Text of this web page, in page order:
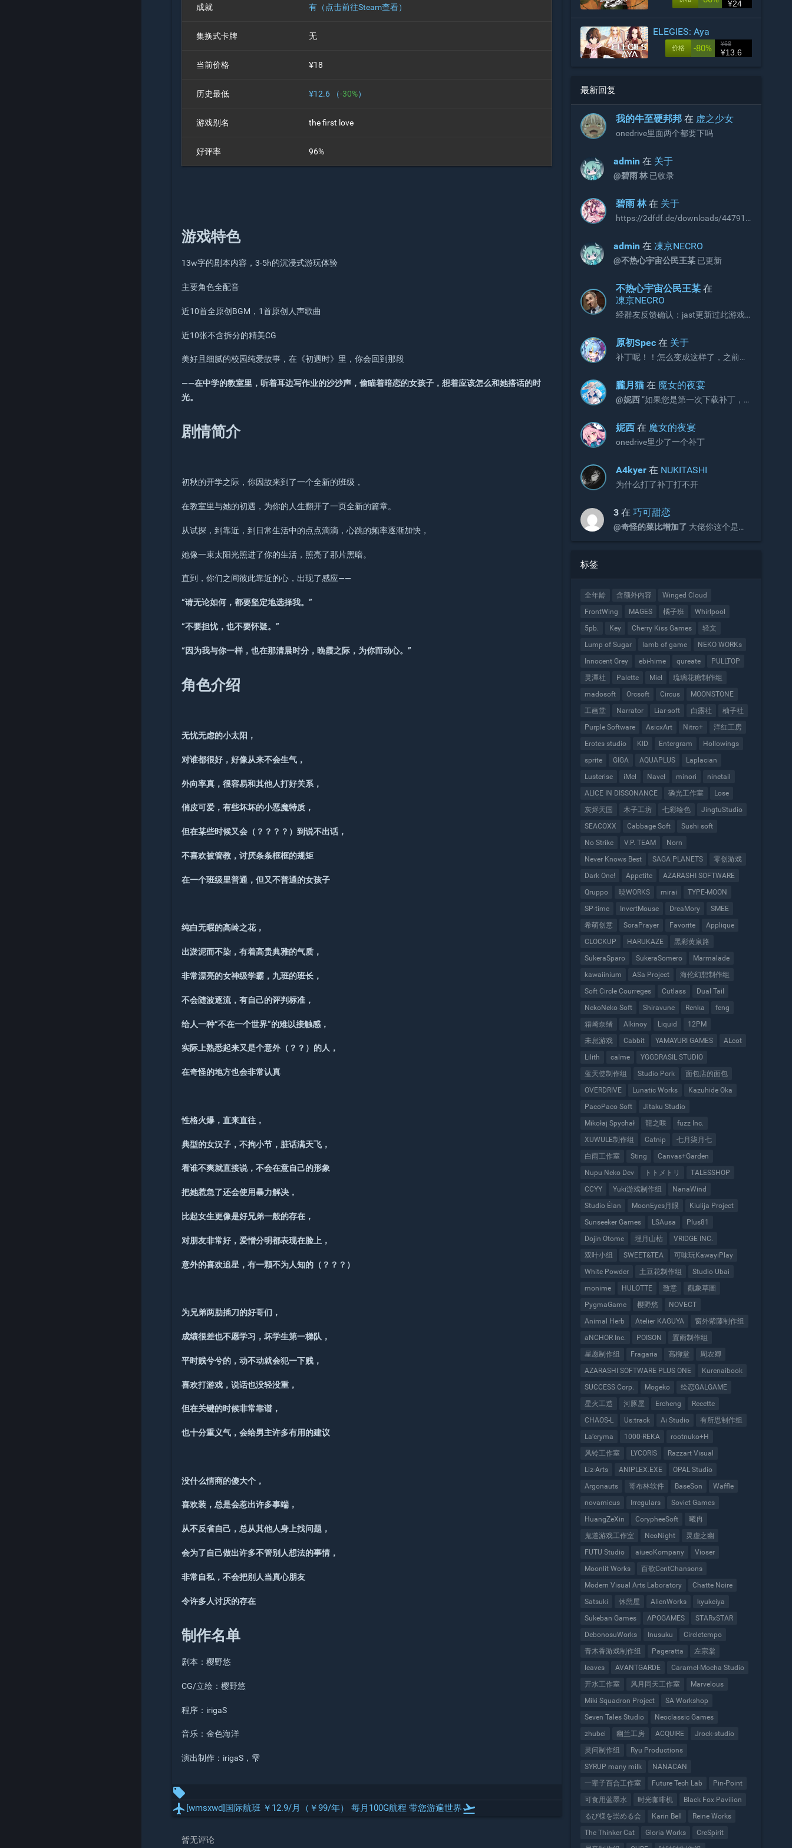
成就 有（点击前往Steam查看）
集换式卡牌 无
当前价格 ¥18
历史最低 ¥12.6 （-30%）
游戏别名 the first love
好评率 96%
游戏特色
13w字的剧本内容，3-5h的沉浸式游玩体验
主要角色全配音
近10首全原创BGM，1首原创人声歌曲
近10张不含拆分的精美CG
美好且细腻的校园纯爱故事，在《初遇时》里，你会回到那段
——在中学的教室里，听着耳边写作业的沙沙声，偷瞄着暗恋的女孩子，想着应该怎么和她搭话的时
光。
剧情简介
初秋的开学之际，你因故来到了一个全新的班级，
在教室里与她的初遇，为你的人生翻开了一页全新的篇章。
从试探，到靠近，到日常生活中的点点滴滴，心跳的频率逐渐加快，
她像一束太阳光照进了你的生活，照亮了那片黑暗。
直到，你们之间彼此靠近的心，出现了感应——
“请无论如何，都要坚定地选择我。”
“不要担忧，也不要怀疑。”
“因为我与你一样，也在那清晨时分，晚霞之际，为你而动心。”
角色介绍
无忧无虑的小太阳，
对谁都很好，好像从来不会生气，
外向率真，很容易和其他人打好关系，
俏皮可爱，有些坏坏的小恶魔特质，
但在某些时候又会（？？？？）到说不出话，
不喜欢被管教，讨厌条条框框的规矩
在一个班级里普通，但又不普通的女孩子
纯白无暇的高岭之花，
出淤泥而不染，有着高贵典雅的气质，
非常漂亮的女神级学霸，九班的班长，
不会随波逐流，有自己的评判标准，
给人一种“不在一个世界”的难以接触感，
实际上熟悉起来又是个意外（？？）的人，
在奇怪的地方也会非常认真
性格火爆，直来直往，
典型的女汉子，不拘小节，脏话满天飞，
看谁不爽就直接说，不会在意自己的形象
把她惹急了还会使用暴力解决，
比起女生更像是好兄弟一般的存在，
对朋友非常好，爱憎分明都表现在脸上，
意外的喜欢追星，有一颗不为人知的（？？？）
为兄弟两肋插刀的好哥们，
成绩很差也不愿学习，坏学生第一梯队，
平时贱兮兮的，动不动就会犯一下贱，
喜欢打游戏，说话也没轻没重，
但在关键的时候非常靠谱，
也十分重义气，会给男主许多有用的建议
没什么情商的傻大个，
喜欢装，总是会惹出许多事端，
从不反省自己，总从其他人身上找问题，
会为了自己做出许多不管别人想法的事情，
非常自私，不会把别人当真心朋友
令许多人讨厌的存在
制作名单
剧本：樱野悠
CG/立绘：樱野悠
程序：irigaS
音乐：金色海洋
演出制作：irigaS，雫
local_offer
local_airport [wmsxwd]国际航班 ￥12.9/月（￥99/年） 每月100G航程 带您游遍世界flight_takeoff
暂无评论
¥24
ELEGIES: Aya
-80% ¥68
¥13.6
价格
最新回复
󠀡󠀡我的牛至硬邦邦 在 虚之少女
onedrive里面两个都要下吗
admin 在 关于
@碧雨 林 已收录
碧雨 林 在 关于
https://2dfdf.de/downloads/44791
R18补丁，无需积分即可下载，站长
可以考虑收录
admin 在凍京NECRO
@不热心宇宙公民王某 已更新
不热心宇宙公民王某 在
凍京NECRO
经群友反馈确认：jast更新过此游戏
的问题。 V3版本补丁官方链接如下，
请更新官网链接与onedrive文件：
https://jaststore.com/zh...
原初Spec 在 关于
补丁呢！！怎么变成这样了，之前不
朧月猫 在 魔女的夜宴
@妮西“如果您是第一次下载补丁，
额外下载增益更新补丁。”
妮西 在 魔女的夜宴
onedrive里少了一个补丁
A4kyer 在 NUKITASHI
为什么打了补丁打不开
3 在巧可甜恋
@奇怪的菜比增加了
标签
全年龄 含额外内容
Winged Cloud
FrontWing
MAGES 橘子班
Whirlpool
5pb.
Key Cherry Kiss Games
轻文
Lump of Sugar
lamb of game
NEKO WORKs
Innocent Grey
ebi-hime qureate
PULLTOP
灵潭社
Palette Miel
琉璃花糖制作组
madosoft
Orcsoft Circus
MOONSTONE
工画堂
Narrator Liar-soft 白露社
柚子社
Purple Software
AsicxArt Nitro+
洋红工房
Erotes studio
KID Entergram
Hollowings
sprite
GIGA AQUAPLUS
Laplacian
Lusterise
iMel Navel minori
ninetail
ALICE IN DISSONANCE
磷光工作室
Lose
灰烬天国
木子工坊 七彩绘色
JingtuStudio
SEACOXX
Cabbage Soft
Sushi soft
No Strike
V.P. TEAM
Norn
Never Knows Best
SAGA PLANETS
零创游戏
Dark One!
Appetite
AZARASHI SOFTWARE
Qruppo
暁WORKS mirai
TYPE-MOON
SP-time
InvertMouse DreaMory
SMEE
希萌创意
SoraPrayer Favorite
Applique
CLOCKUP
HARUKAZE
黑彩黄泉路
SukeraSparo
SukeraSomero
Marmalade
kawaiinium
ASa Project
海伦幻想制作组
Soft Circle Courreges
Cutlass
Dual Tail
NekoNeko Soft
Shiravune Renka
feng
箱崎奈绪
Alkinoy Liquid
12PM
未息游戏
Cabbit YAMAYURI GAMES
ALcot
Lilith
calme
YGGDRASIL STUDIO
蓝天使制作组
Studio Pork
面包店的面包
OVERDRIVE
Lunatic Works
Kazuhide Oka
PacoPaco Soft
Jitaku Studio
Mikołaj Spychał
龍之咲
fuzz Inc.
XUWULE制作组
Catnip
七月柒月七
白雨工作室
Sting
Canvas+Garden
Nupu Neko Dev
トトメトリ
TALESSHOP
CCYY
Yuki游戏制作组
NanaWind
Studio Élan
MoonEyes月眼
Kiulija Project
Sunseeker Games
LSAusa
Plus81
Dojin Otome
埋月山枯
VRIDGE INC.
双叶小组
SWEET&TEA
可味玩KawayiPlay
White Powder
土豆花制作组
Studio Ubai
monime
HULOTTE 致意
觀象草圖
PygmaGame
樱野悠
NOVECT
Animal Herb
Atelier KAGUYA
窗外紫藤制作组
aNCHOR Inc.
POISON
置雨制作组
星愿制作组
Fragaria 高柳堂
周农卿
AZARASHI SOFTWARE PLUS ONE
Kurenaibook
SUCCESS Corp.
Mogeko
绘恋GALGAME
星火工造
河豚屋 Ercheng
Recette
CHAOS-L
Us:track Ai Studio
有所思制作组
La’cryma
1000-REKA
rootnuko+H
风铃工作室
LYCORIS
Razzart Visual
Liz-Arts
ANIPLEX.EXE
OPAL Studio
Argonauts
哥布林软件 BaseSon
Waffle
novamicus
Irregulars
Soviet Games
HuangZeXin
CorypheeSoft
曦冉
鬼道游戏工作室
NeoNight
灵虚之幽
FUTU Studio
aiueoKompany
Vioser
Moonlit Works
百歌CentChansons
Modern Visual Arts Laboratory
Chatte Noire
Satsuki
休憩屋 AlienWorks
kyukeiya
Sukeban Games
APOGAMES
STARxSTAR
DebonosuWorks
Inusuku
Circletempo
青木香游戏制作组
Pageratta
左宗棠
leaves
AVANTGARDE
Caramel-Mocha Studio
开水工作室
风月同天工作室
Marvelous
Miki Squadron Project
SA Workshop
Seven Tales Studio
Neoclassic Games
zhubei
幽兰工房 ACQUIRE
Jrock-studio
灵问制作组
Ryu Productions
SYRUP many milk
NANACAN
一辈子百合工作室
Future Tech Lab
Pin-Point
可食用蓝墨水
时光咖啡机
Black Fox Pavilion
るび様を崇める会
Karin Bell
Reine Works
The Thinker Cat
Gloria Works
CreSpirit